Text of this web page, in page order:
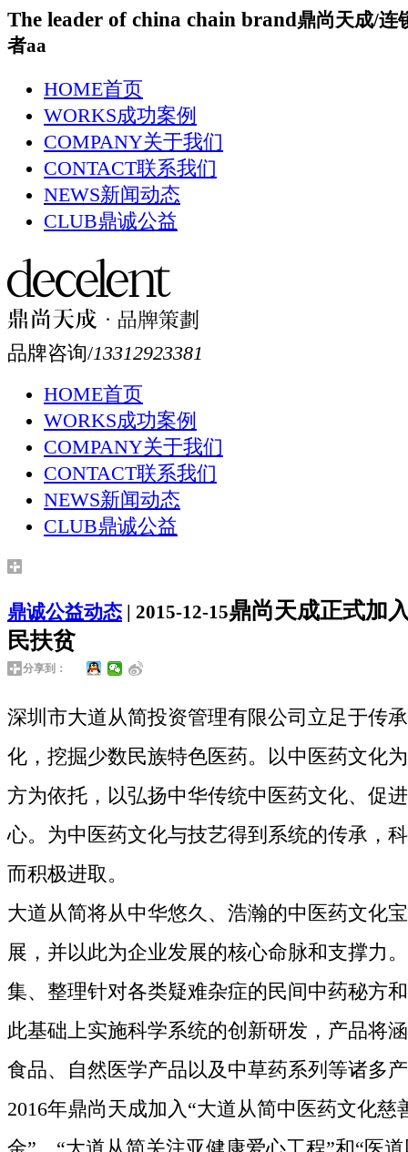
The leader of china chain brand鼎尚天成/连
者aa
HOME首页
WORKS成功案例
COMPANY关于我们
CONTACT联系我们
NEWS新闻动态
CLUB鼎诚公益
品牌咨询/13312923381
HOME首页
WORKS成功案例
COMPANY关于我们
CONTACT联系我们
NEWS新闻动态
CLUB鼎诚公益
鼎诚公益动态 | 2015-12-15鼎尚天成正式加
民扶贫
分享到：
深圳市大道从简投资管理有限公司立足于传
化，挖掘少数民族特色医药。以中医药文化
方为依托，以弘扬中华传统中医药文化、促
心。为中医药文化与技艺得到系统的传承，
而积极进取。
大道从简将从中华悠久、浩瀚的中医药文化
展，并以此为企业发展的核心命脉和支撑力
集、整理针对各类疑难杂症的民间中药秘方
此基础上实施科学系统的创新研发，产品将
食品、自然医学产品以及中草药系列等诸多
2016年鼎尚天成加入“大道从简中医药文化慈